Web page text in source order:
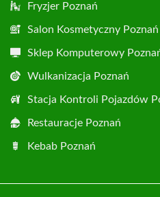
Fryzjer Poznań
Salon Kosmetyczny Poznań
Sklep Komputerowy
Wulkanizacja Poznań
Stacja Kontroli Pojazdów
Restauracje Poznań
Kebab Poznań